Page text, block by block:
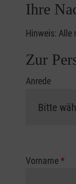
Ihre
Hinweis: Alle
Zur
Anrede
Vorname*